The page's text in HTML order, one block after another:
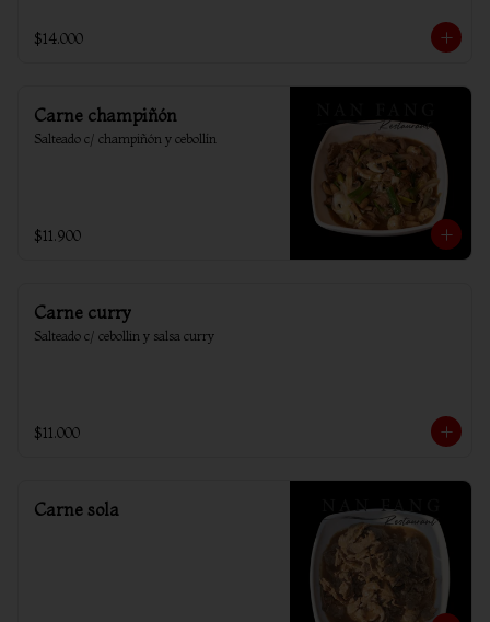
$14.000
Carne champiñón
Salteado c/ champiñón y cebollín
$11.900
Carne curry
Salteado c/ cebollin y salsa curry
$11.000
Carne sola